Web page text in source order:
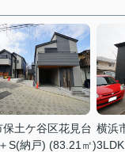
保土ケ谷区花見台
S(納戸) (83.21㎡)
横浜